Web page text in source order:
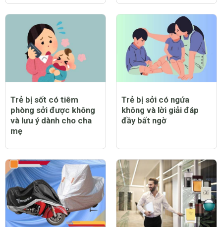
Trẻ bị sốt có tiêm
phòng sởi được không
và lưu ý dành cho cha
mẹ
Trẻ bị sởi có ngứa
không và lời giải đáp
đầy bất ngờ